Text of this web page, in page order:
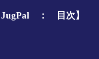
JugPal ： 目次】